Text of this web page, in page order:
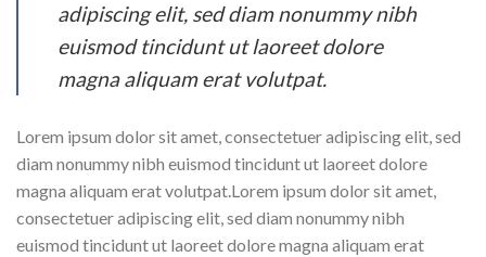
adipiscing elit, sed diam nonummy nibh
euismod tincidunt ut laoreet dolore
magna aliquam erat volutpat.
Lorem ipsum dolor sit amet, consectetuer adipiscing elit, sed
diam nonummy nibh euismod tincidunt ut laoreet dolore
magna aliquam erat volutpat.Lorem ipsum dolor sit amet,
consectetuer adipiscing elit, sed diam nonummy nibh
euismod tincidunt ut laoreet dolore magna aliquam erat